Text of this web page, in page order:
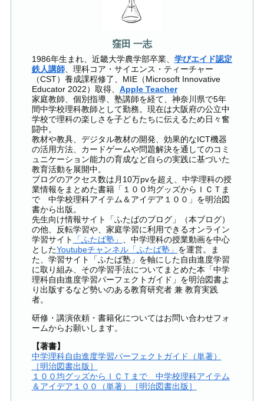
窪田 一志
1986年生まれ、近畿大学農学部卒業、 学びエイド認定
鉄人講師、理科コア・サイエンス・ティーチャー
（CST）養成課程修了、MIE（Microsoft Innovative
Educator 2022）取得、 Apple Teacher
家庭教師、個別指導、塾講師を経て、神奈川県で5年
間中学校理科教師として勤務。現在は大阪府の公立中
学校で理科の楽しさを子どもたちに伝えるため日々奮
闘中。
教材や教具、デジタル教材の開発、効果的なICT機器
の活用方法、カードゲームや問題解決を通してのコミ
ュニケーション能力の育成など自らの実践に基づいた
教育活動を展開中。
ブログのアクセス数は月10万pvを超え、中学理科の授
業情報をまとめた書籍「１００均グッズからＩＣＴま
で 中学校理科アイテム＆アイデア１００」を明治図
書から出版。
先生向け情報サイト「ふたばのブログ」（本ブログ）
の他、反転学習や、家庭学習に利用できるオンライン
学習サイト
「ふたば塾」 、中学理科の授業動画を中心
としたYoutubeチャンネル「ふたば塾」 を運営。ま
た、学習サイト「ふたば塾」を軸にした自由進度学習
に取り組み、その学習手法についてまとめた本「中学
理科自由進度学習パーフェクトガイド」を明治図書よ
り出版するなど勢いのある教育研究者 兼 教育実践
者。
研修・講演依頼・書籍化についてはお問い合わせフォ
ームからお願いします。
【著書】
中学理科自由進度学習パーフェクトガイド（単著）
［明治図書出版］
１００均グッズからＩＣＴまで 中学校理科アイテム
＆アイデア１００（単著）［明治図書出版］